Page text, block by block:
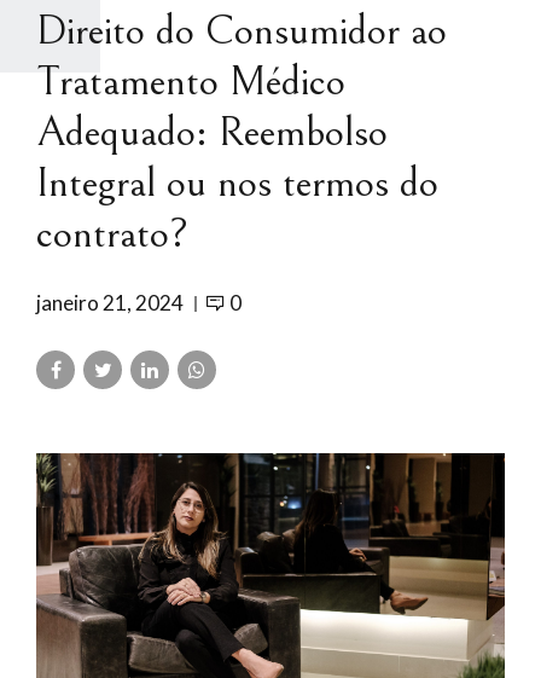
Direito do Consumidor ao
Tratamento Médico
Adequado: Reembolso
Integral ou nos termos do
contrato?
janeiro 21, 2024 0